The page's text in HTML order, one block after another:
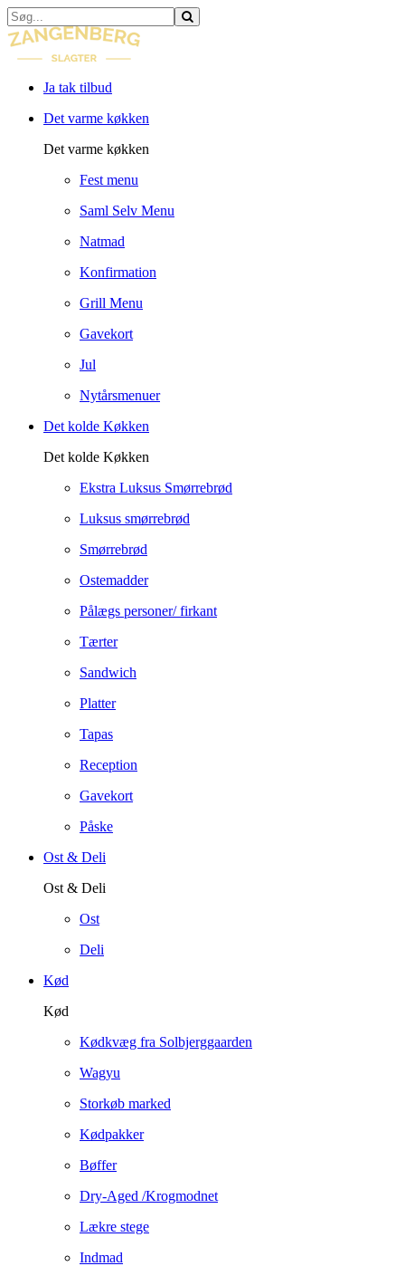
Ja tak tilbud
Det varme køkken
Det varme køkken
Fest menu
Saml Selv Menu
Natmad
Konfirmation
Grill Menu
Gavekort
Jul
Nytårsmenuer
Det kolde Køkken
Det kolde Køkken
Ekstra Luksus Smørrebrød
Luksus smørrebrød
Smørrebrød
Ostemadder
Pålægs personer/ firkant
Tærter
Sandwich
Platter
Tapas
Reception
Gavekort
Påske
Ost & Deli
Ost & Deli
Ost
Deli
Kød
Kød
Kødkvæg fra Solbjerggaarden
Wagyu
Storkøb marked
Kødpakker
Bøffer
Dry-Aged /Krogmodnet
Lækre stege
Indmad